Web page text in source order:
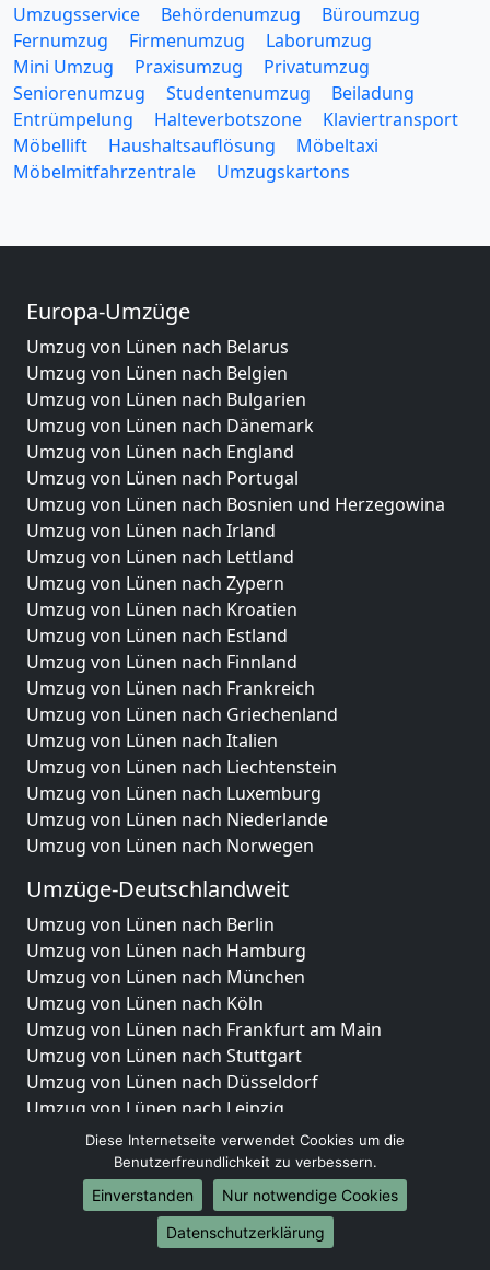
Umzugsservice Behördenumzug
Büroumzug
Fernumzug
Firmenumzug
Laborumzug
Mini Umzug
Praxisumzug
Privatumzug
Seniorenumzug
Studentenumzug
Beiladung
Entrümpelung
Halteverbotszone
Klaviertransport
Möbellift
Haushaltsauflösung
Möbeltaxi
Möbelmitfahrzentrale
Umzugskartons
Europa-Umzüge
Umzug von Lünen nach Belarus
Umzug von Lünen nach Belgien
Umzug von Lünen nach Bulgarien
Umzug von Lünen nach Dänemark
Umzug von Lünen nach England
Umzug von Lünen nach Portugal
Umzug von Lünen nach Bosnien und Herzegowina
Umzug von Lünen nach Irland
Umzug von Lünen nach Lettland
Umzug von Lünen nach Zypern
Umzug von Lünen nach Kroatien
Umzug von Lünen nach Estland
Umzug von Lünen nach Finnland
Umzug von Lünen nach Frankreich
Umzug von Lünen nach Griechenland
Umzug von Lünen nach Italien
Umzug von Lünen nach Liechtenstein
Umzug von Lünen nach Luxemburg
Umzug von Lünen nach Niederlande
Umzug von Lünen nach Norwegen
Umzüge-Deutschlandweit
Umzug von Lünen nach Berlin
Umzug von Lünen nach Hamburg
Umzug von Lünen nach München
Umzug von Lünen nach Köln
Umzug von Lünen nach Frankfurt am Main
Umzug von Lünen nach Stuttgart
Umzug von Lünen nach Düsseldorf
Umzug von Lünen nach Leipzig
Umzug von Lünen nach Dortmund
Umzug von Lünen nach Essen
Umzug von Lünen nach Bremen
Umzug von Lünen nach Dresden
Umzug von Lünen nach Hannover
Diese Internetseite verwendet Cookies um die
Benutzerfreundlichkeit zu verbessern.
Einverstanden
Nur notwendige Cookies
Datenschutzerklärung